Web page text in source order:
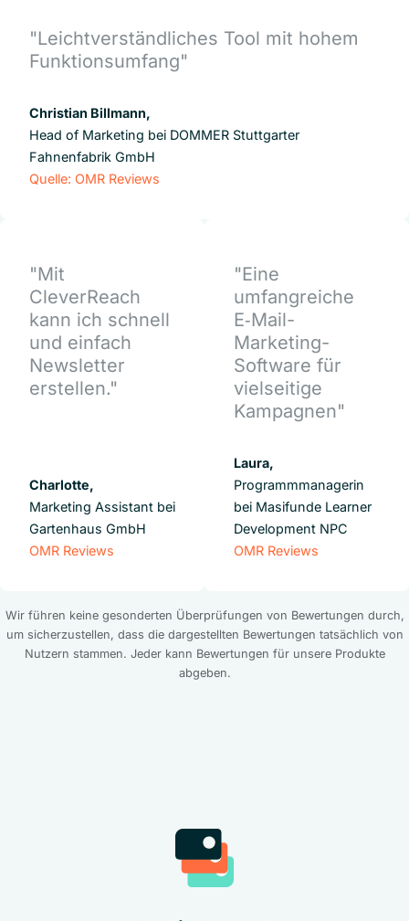
"Leichtverständliches Tool mit hohem
Funktionsumfang"
Christian Billmann,
Head of Marketing bei DOMMER Stuttgarter
Fahnenfabrik GmbH
Quelle: OMR Reviews
"Mit
CleverReach
kann ich schnell
und einfach
Newsletter
erstellen."
Charlotte,
Marketing Assistant bei
Gartenhaus GmbH
OMR Reviews
"Eine
umfangreiche
E‑Mail-
Marketing-
Software für
vielseitige
Kampagnen"
Laura,
Programmmanagerin
bei Masifunde Learner
Development NPC
OMR Reviews
Wir führen keine gesonderten Überprüfungen von Bewertungen durch,
um sicherzustellen, dass die dargestellten Bewertungen tatsächlich von
Nutzern stammen. Jeder kann Bewertungen für unsere Produkte
abgeben.